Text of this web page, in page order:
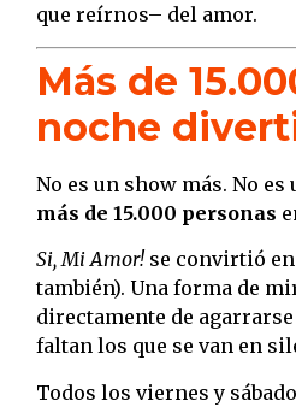
que reírnos– del amor.
Más de
noche
No es un show más. No
más de 15.000 personas
Si, Mi Amor! se convirtió
también). Una forma de
directamente de
faltan los que se van en
Todos los viernes y